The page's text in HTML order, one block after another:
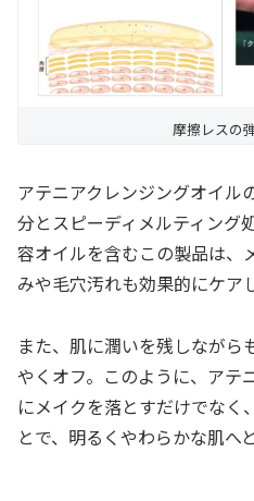
摩擦レスの
アテニアクレンジングオイル
分とスピーディメルティング
容オイルを含むこの製品は、
みや毛穴汚れも効果的にケア
また、肌に潤いを残しなが
やくオフ。このように、アテ
にメイクを落とすだけでなく
とで、明るくやわらかな肌へ